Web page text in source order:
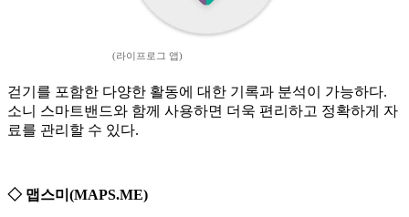
(라이프로그 앱)
걷기를 포함한 다양한 활동에 대한 기록과 분석이 가능하다.
소니 스마트밴드와 함께 사용하면 더욱 편리하고 정확하게 자
료를 관리할 수 있다.
◇ 맵스미(MAPS.ME)